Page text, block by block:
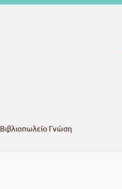
Βιβλιοπωλείο Γνώση